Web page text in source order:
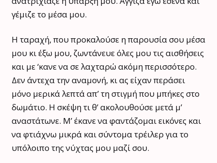
γέμιζε το μέσα μου.
Η ταραχή, που προκαλούσε η παρουσία σου μέσα
μου κι έξω μου, ζωντάνευε όλες μου τις αισθήσεις
και με ‘κανε να σε λαχταρώ ακόμη περισσότερο.
Δεν άντεχα την αναμονή, κι ας είχαν περάσει
μόνο μερικά λεπτά απ’ τη στιγμή που μπήκες στο
δωμάτιο. Η σκέψη τι θ’ ακολουθούσε μετά μ’
αναστάτωνε. Μ’ έκανε να φαντάζομαι εικόνες και
να φτιάχνω μικρά και σύντομα τρέιλερ για το
υπόλοιπο της νύχτας μου μαζί σου.